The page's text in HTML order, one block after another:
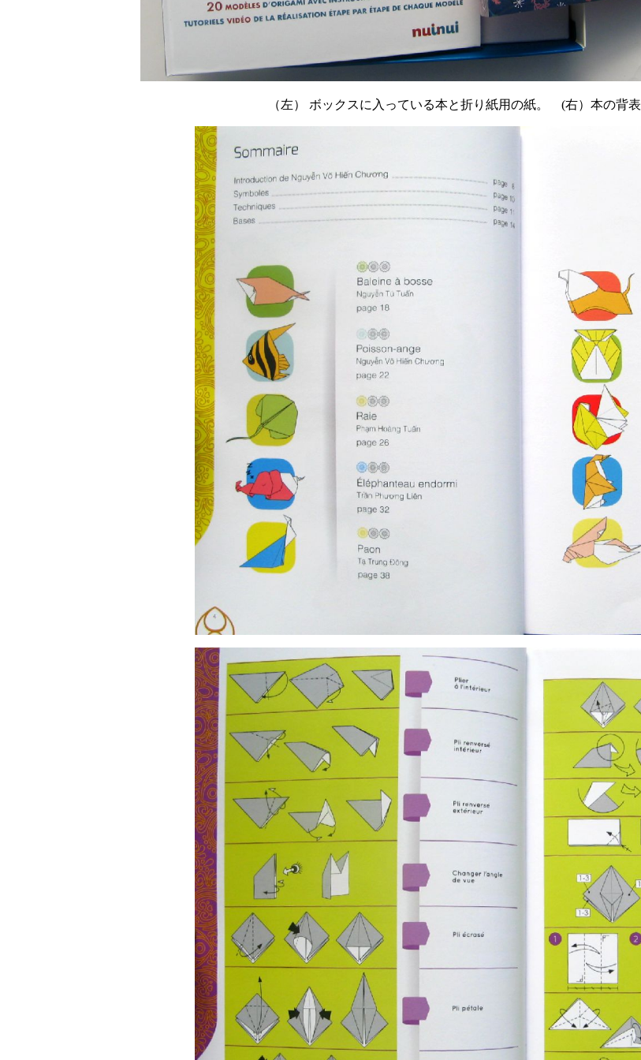
（左） ボックスに入っている本と折り紙用の紙。 (右）本の背表